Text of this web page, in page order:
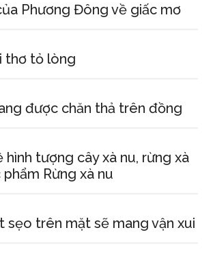
Phương Đông về giấc mơ
thơ tỏ lòng
được chăn thả trên đồng
hình tượng cây xà nu, rừng xà
Rừng xà nu
sẹo trên mặt sẽ mang vận xui